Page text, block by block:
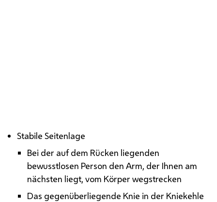
Stabile Seitenlage
Bei der auf dem Rücken liegenden
bewusstlosen Person den Arm, der Ihnen am
nächsten liegt, vom Körper wegstrecken
Das gegenüberliegende Knie in der Kniekehle